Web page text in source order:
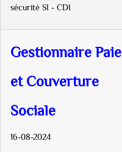
sécurité SI - CDI
Gestionnaire Paie
et Couverture
Sociale
16-08-2024